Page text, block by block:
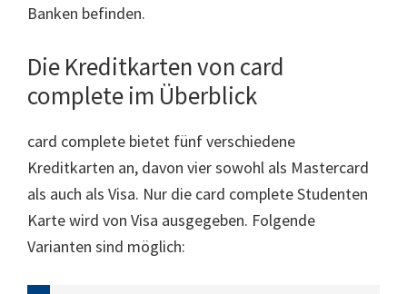
Banken befinden.
Die Kreditkarten von card
complete im Überblick
card complete bietet fünf verschiedene
Kreditkarten an, davon vier sowohl als Mastercard
als auch als Visa. Nur die card complete Studenten
Karte wird von Visa ausgegeben. Folgende
Varianten sind möglich: